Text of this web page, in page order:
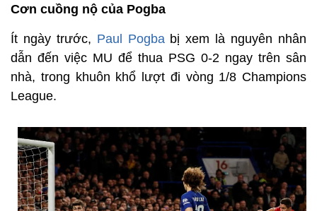
Cơn cuồng nộ của Pogba
Ít ngày trước, Paul Pogbabị xem là nguyên nhân
dẫn đến việc MU để thua PSG 0-2 ngay trên sân
nhà, trong khuôn khổ lượt đi vòng 1/8 Champions
League.